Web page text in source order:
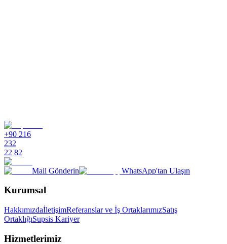
+90 216
232
22 82
Mail Gönderin WhatsApp'tan Ulaşın
Kurumsal
HakkımızdaİletişimReferanslar ve İş OrtaklarımızSatış
OrtaklığıSupsis Kariyer
Hizmetlerimiz